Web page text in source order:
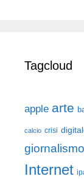
Tagcloud
apple arte
calcio crisi
giornalismo
Internet